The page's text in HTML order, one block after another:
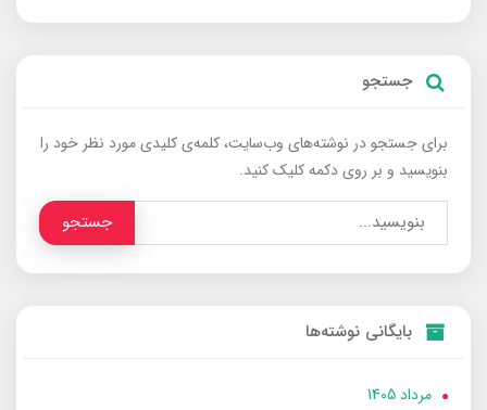
جستجو
برای جستجو در نوشته‌های وب‌سایت، کلمه‌ی کلیدی مورد نظر خود را
بنویسید و بر روی دکمه کلیک کنید.
جستجو
بایگانی نوشته‌ها
مرداد 1405